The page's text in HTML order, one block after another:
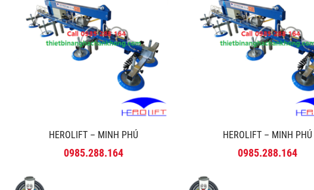
HEROLIFT – MINH PHÚ
0985.288.164
HEROLIFT – MINH PHÚ
0985.288.164